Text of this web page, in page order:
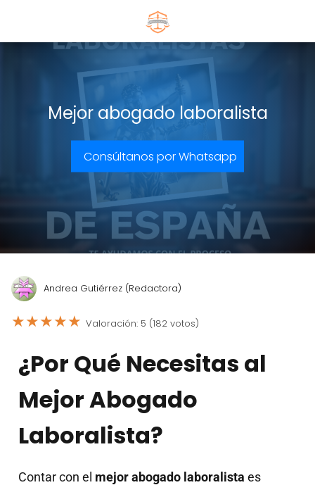
Mejor abogado laboralista
Consúltanos por Whatsapp
Andrea Gutiérrez (Redactora)
★★★★★ Valoración: 5 (182 votos)
¿Por Qué Necesitas al
Mejor Abogado
Laboralista?
Contar con el mejor abogado laboralista es